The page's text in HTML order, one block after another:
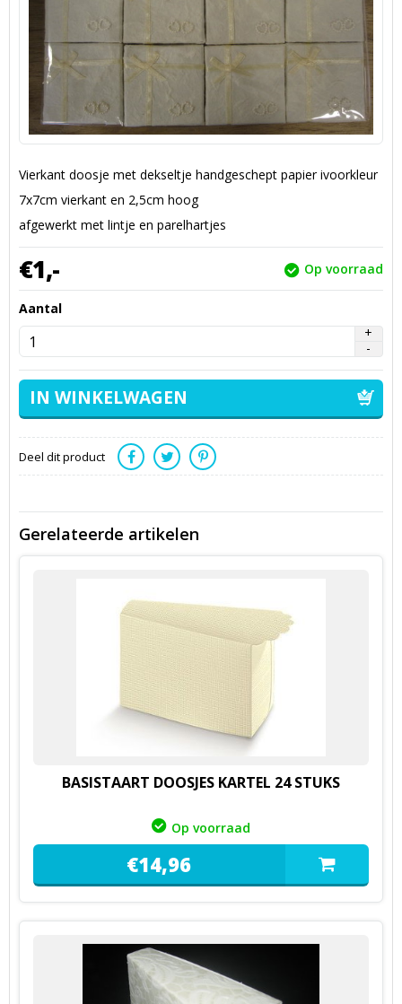
Vierkant doosje met dekseltje handgeschept papier ivoorkleur
7x7cm vierkant en 2,5cm hoog
afgewerkt met lintje en parelhartjes
€1,- Op voorraad
Aantal
Deel dit product
Gerelateerde artikelen
BASISTAART DOOSJES KARTEL 24 STUKS
Op voorraad
€14,96